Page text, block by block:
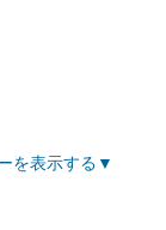
を表示する